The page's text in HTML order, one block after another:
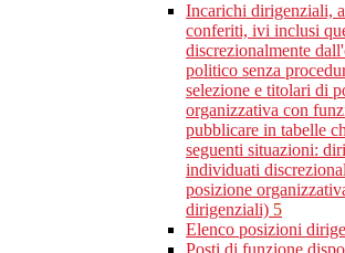
Incarichi dirigenziali,
conferiti, ivi inclusi
discrezionalmente
politico senza
selezione e titolari di
organizzativa con
pubblicare in tabelle
seguenti situazioni:
individuati
posizione
dirigenziali) 5
Elenco posizioni